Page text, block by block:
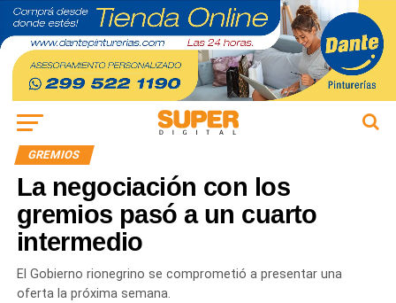
GREMIOS
La negociación con los
gremios pasó a un cuarto
intermedio
El Gobierno rionegrino se comprometió a presentar una
oferta la próxima semana.